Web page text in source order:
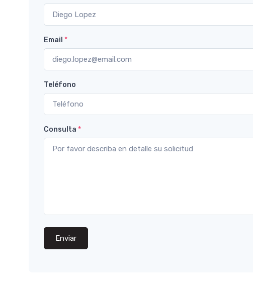
Email *
Teléfono
Consulta *
Enviar